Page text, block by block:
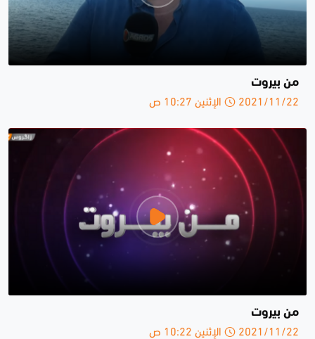
من بيروت
2021/11/22 الإثنين 10:27 ص
من بيروت
2021/11/22 الإثنين 10:22 ص